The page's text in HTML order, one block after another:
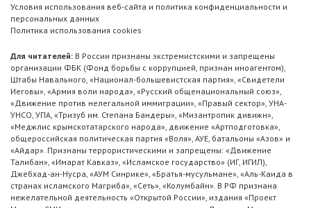
Условия использования веб-сайта и политика конфиденциальности и
персональных данных
Политика использования cookies
Для читателей: В России признаны экстремистскими и запрещены
организации ФБК (Фонд борьбы с коррупцией, признан иноагентом),
Штабы Навального, «Национал-большевистская партия», «Свидетели
Иеговы», «Армия воли народа», «Русский общенациональный союз»,
«Движение против нелегальной иммиграции», «Правый сектор», УНА-
УНСО, УПА, «Тризуб им. Степана Бандеры», «Мизантропик дивижн»,
«Меджлис крымскотатарского народа», движение «Артподготовка»,
общероссийская политическая партия «Воля», АУЕ, батальоны «Азов» и
«Айдар». Признаны террористическими и запрещены: «Движение
Талибан», «Имарат Кавказ», «Исламское государство» (ИГ, ИГИЛ),
Джебхад-ан-Нусра, «АУМ Синрике», «Братья-мусульмане», «Аль-Каида в
странах исламского Магриба», «Сеть», «Колумбайн». В РФ признана
нежелательной деятельность «Открытой России», издания «Проект